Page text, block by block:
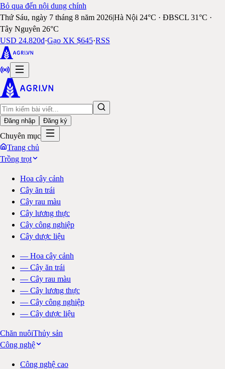
Bỏ qua đến nội dung chính
Thứ Sáu, ngày 7 tháng 8 năm 2026|Hà Nội 24°C · ĐBSCL 31°C ·
Tây Nguyên 26°C
USD 24.820đ·Gạo XK $645·RSS
Đăng nhập Đăng ký
Chuyên mục
Trang chủ
Trồng trọt
Hoa cây cảnh
Cây ăn trái
Cây rau màu
Cây lương thực
Cây công nghiệp
Cây dược liệu
— Hoa cây cảnh
— Cây ăn trái
— Cây rau màu
— Cây lương thực
— Cây công nghiệp
— Cây dược liệu
Chăn nuôiThủy sản
Công nghệ
Công nghệ cao